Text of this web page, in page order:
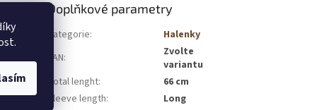
které
krk,
Doplňkové parametry
Kategorie:
Halenky
EAN:
Zvolte
variantu
Total lenght:
66 cm
Sleeve length:
Long